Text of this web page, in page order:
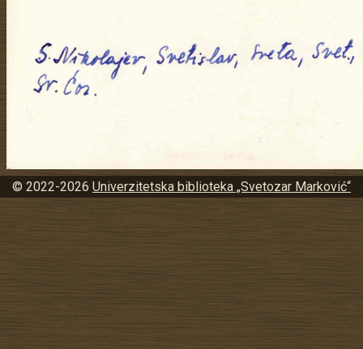
© 2022-2026 Univerzitetska biblioteka „Svetozar Marković“